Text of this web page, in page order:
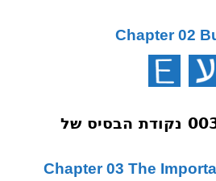
Chapter 02
בלבבי-ד 003 נקודת הבסיס של
Chapter 03 The